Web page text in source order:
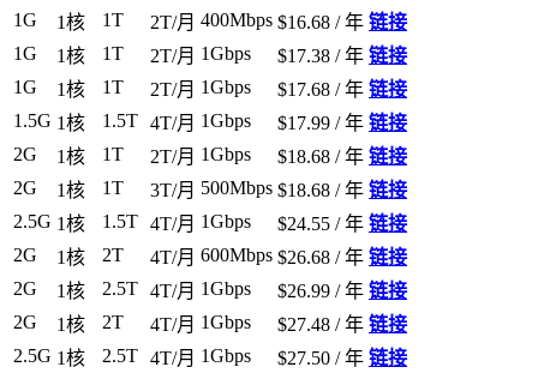
1G
1核 1T 2T/月 400Mbps $16.68 / 年 链接
1G
1核 1T 2T/月 1Gbps $17.38 / 年 链接
1G
1核 1T 2T/月 1Gbps $17.68 / 年 链接
1.5G 1核 1.5T 4T/月 1Gbps $17.99 / 年 链接
2G
1核 1T 2T/月 1Gbps $18.68 / 年 链接
2G
1核 1T 3T/月 500Mbps $18.68 / 年 链接
2.5G 1核 1.5T 4T/月 1Gbps $24.55 / 年 链接
2G
1核 2T 4T/月 600Mbps $26.68 / 年 链接
2G
1核 2.5T 4T/月 1Gbps $26.99 / 年 链接
2G
1核 2T 4T/月 1Gbps $27.48 / 年 链接
2.5G 1核 2.5T 4T/月 1Gbps $27.50 / 年 链接